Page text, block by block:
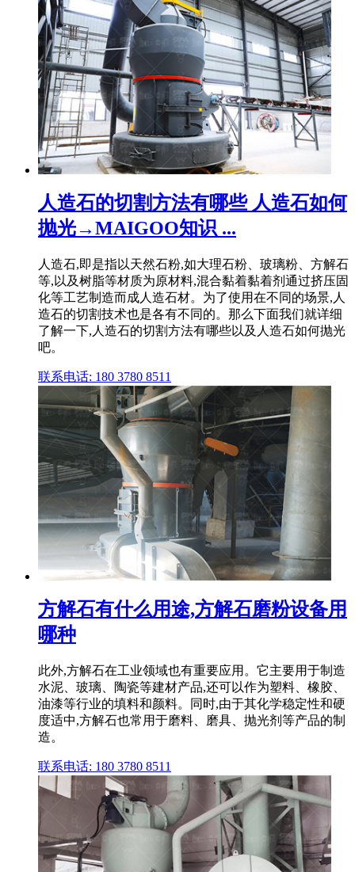
人造石的切割方法有哪些 人造石如何
抛光→MAIGOO知识 ...
人造石,即是指以天然石粉,如大理石粉、玻璃粉、方解石
等,以及树脂等材质为原材料,混合黏着黏着剂通过挤压固
化等工艺制造而成人造石材。为了使用在不同的场景,人
造石的切割技术也是各有不同的。那么下面我们就详细
了解一下,人造石的切割方法有哪些以及人造石如何抛光
吧。
联系电话: 180 3780 8511
方解石有什么用途,方解石磨粉设备用
哪种
此外,方解石在工业领域也有重要应用。它主要用于制造
水泥、玻璃、陶瓷等建材产品,还可以作为塑料、橡胶、
油漆等行业的填料和颜料。同时,由于其化学稳定性和硬
度适中,方解石也常用于磨料、磨具、抛光剂等产品的制
造。
联系电话: 180 3780 8511